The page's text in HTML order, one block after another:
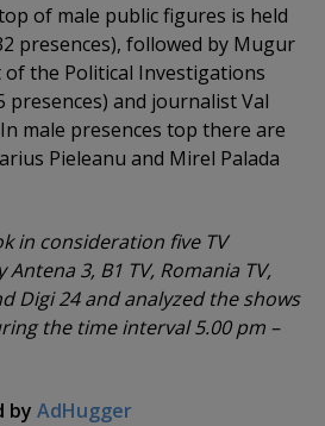
of male public figures is held
presences), followed by Mugur
of the Political Investigations
presences) and journalist Val
male presences top there are
Pieleanu and Mirel Palada
in consideration five TV
3, B1 TV, Romania TV,
Digi 24 and analyzed the shows
the time interval 5.00 pm –
by AdHugger